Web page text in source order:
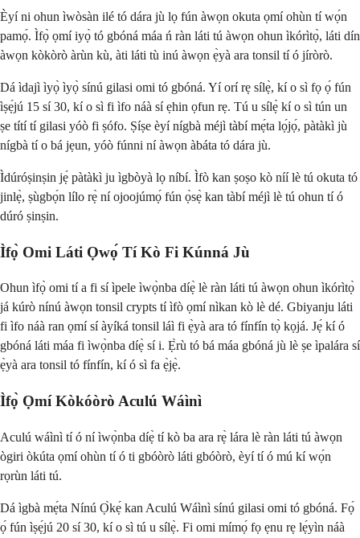
Èyí ni ohun ìwòsàn ilé tó dára jù lọ fún àwọn okuta ọmí ohùn tí wọ́n
pamọ́. Ìfọ̀ ọmí iyọ̀ tó gbóná máa ń ràn láti tú àwọn ohun ìkórìtọ̀, láti dín
àwọn kòkòrò àrùn kù, àti láti tù inú àwọn ẹ̀yà ara tonsil tí ó jíròrò.
Dá ìdajì ìyọ̀ ìyọ̀ sínú gilasi omi tó gbóná. Yí orí rẹ sílẹ̀, kí o sì fọ ọ́ fún
ìṣẹ́jú 15 sí 30, kí o sì fi ìfo náà sí ẹhin ọfun rẹ. Tú u sílẹ̀ kí o sì tún un
ṣe títí tí gilasi yóò fi ṣófo. Ṣíṣe èyí nígbà méjì tàbí mẹ́ta lọ́jọ́, pàtàkì jù
nígbà tí o bá jẹun, yóò fúnni ní àwọn àbáta tó dára jù.
Ìdúróṣinṣin jẹ́ pàtàkì ju ìgbòyà lọ níbí. Ìfò kan ṣoṣo kò níí lè tú okuta tó
jinlẹ̀, ṣùgbọ́n lílo rẹ̀ ní ojoojúmọ́ fún ọ̀sẹ̀ kan tàbí méjì lè tú ohun tí ó
dúró ṣinṣin.
Ìfọ̀ Omi Láti Ọwọ́ Tí Kò Fi Kúnná Jù
Ohun ìfọ̀ omi tí a fi sí ìpele ìwọ̀nba díẹ̀ lè ràn láti tú àwọn ohun ìkórìtọ̀
já kúrò nínú àwọn tonsil crypts tí ìfò ọmí nìkan kò lè dé. Gbiyanju láti
fi ìfo náà ran ọmí sí àyíká tonsil láì fi ẹ̀yà ara tó fínfín tọ̀ kọjá. Jẹ́ kí ó
gbóná láti máa fi ìwọ̀nba díẹ̀ sí i. Ẹ̀rù tó bá máa gbóná jù lè ṣe ìpalára sí
ẹ̀yà ara tonsil tó fínfín, kí ó sì fa ẹ̀jẹ̀.
Ìfọ̀ Ọmí Kòkóòrò Aculú Wáìnì
Aculú wáìnì tí ó ní ìwọ̀nba díẹ̀ tí kò ba ara rẹ̀ lára lè ràn láti tú àwọn
ògiri òkúta ọmí ohùn tí ó ti gbóòrò láti gbóòrò, èyí tí ó mú kí wọ́n
rọrùn láti tú.
Dá ìgbà mẹ́ta Nínú Ọ̀kẹ́ kan Aculú Wáìnì sínú gilasi omi tó gbóná. Fọ́
ọ́ fún ìṣẹ́jú 20 sí 30, kí o sì tú u sílẹ̀. Fi omi mímọ́ fọ ẹnu rẹ lẹ́yìn náà